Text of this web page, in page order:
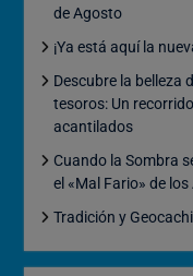
de Agosto
¡Ya está aquí la
Descubre la belleza
tesoros: Un
acantilados
Cuando la Sombra
el «Mal Fario» de
Tradición y